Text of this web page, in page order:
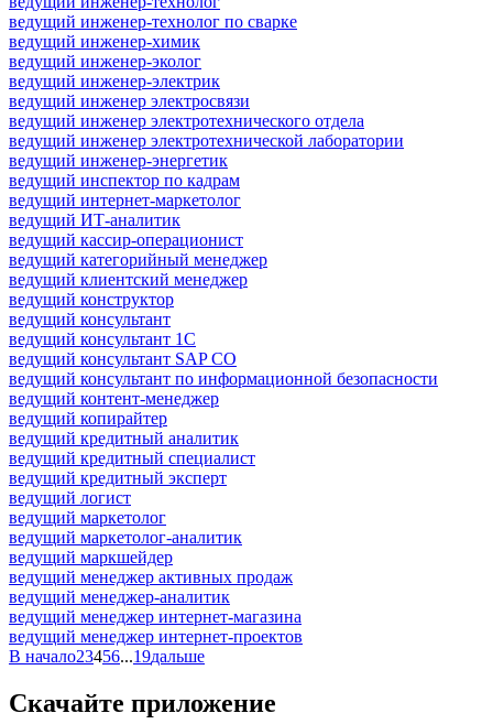
ведущий инженер-технолог по сварке
ведущий инженер-химик
ведущий инженер-эколог
ведущий инженер-электрик
ведущий инженер электросвязи
ведущий инженер электротехнического отдела
ведущий инженер электротехнической лаборатории
ведущий инженер-энергетик
ведущий инспектор по кадрам
ведущий интернет-маркетолог
ведущий ИТ-аналитик
ведущий кассир-операционист
ведущий категорийный менеджер
ведущий клиентский менеджер
ведущий конструктор
ведущий консультант
ведущий консультант 1С
ведущий консультант SAP CO
ведущий консультант по информационной безопасности
ведущий контент-менеджер
ведущий копирайтер
ведущий кредитный аналитик
ведущий кредитный специалист
ведущий кредитный эксперт
ведущий логист
ведущий маркетолог
ведущий маркетолог-аналитик
ведущий маркшейдер
ведущий менеджер активных продаж
ведущий менеджер-аналитик
ведущий менеджер интернет-магазина
ведущий менеджер интернет-проектов
В начало23456...19дальше
Скачайте приложение